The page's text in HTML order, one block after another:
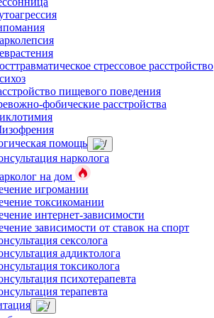
стрессовое расстройство
пищевого поведения
фобические расстройства
помощь
нарколога
на дом
игромании
токсикомании
интернет-зависимости
зависимости от ставок на спорт
сексолога
аддиктолога
токсиколога
психотерапевта
терапевта